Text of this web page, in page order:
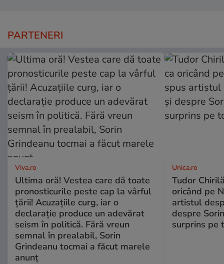
PARTENERI
Viva.ro
Ultima oră! Vestea care dă toate
pronosticurile peste cap la vârful
țării! Acuzațiile curg, iar o
declarație produce un adevărat
seism în politică. Fără vreun
semnal în prealabil, Sorin
Grindeanu tocmai a făcut marele
anunț
Unica.ro
Tudor
oricând pe
artistul
despre
surprins pe